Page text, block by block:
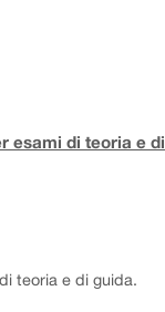
esami di teoria e di
teoria e di guida.